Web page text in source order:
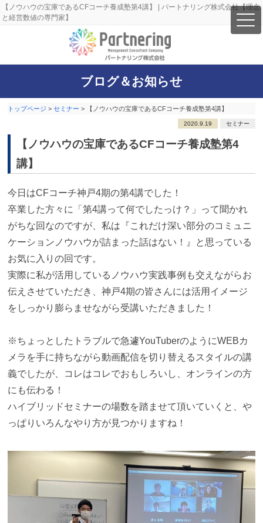
【ノウハウの宝庫であるCFコーチ養成塾第4講】 | パートナリング株式会社【理念
と経営数値の専門家】
ブログ＆お知らせ
トップページ >セミナー > 【ノウハウの宝庫であるCFコーチ養成塾第4講】
2020.9.19 セミナー
【ノウハウの宝庫であるCFコーチ養成塾第4
講】
今日はCFコーチ神戸4期の第4講でした！
卒業した方々に「第4講って何でしたっけ？」って聞かれ
がちな回なのですが、私は『これだけ深い部分のコミュニ
ケーションノウハウが詰まった話はない！』と思っている
お気に入りの回です。
実際に私が活用しているノウハウ実践事例も交えながらお
伝えさせていただき、神戸4期の皆さんには活用イメージ
をしっかり膨らませながら受講いただきました！
※ちょっとしたトラブルで急遽YouTuberのようにWEBカ
メラを手に持ちながら動画配信を切り替えるスタイルの講
義でしたが、コレはコレでおもしろいし、オンラインの方
にも伝わる！
ハイブリッドセミナーの場数を踏ませて頂いていくと、や
っぱりいろんなやり方が見つかりますね！